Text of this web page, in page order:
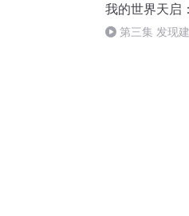
我的世界天启
第三集 发现